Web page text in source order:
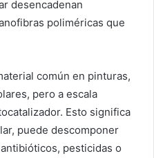
desencadenan
poliméricas que
común en pinturas,
pero a escala
Esto significa
puede descomponer
pesticidas o